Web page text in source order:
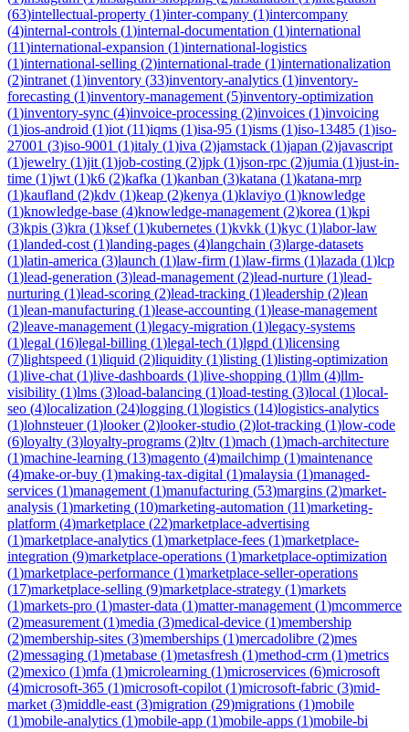
(63)intellectual-property (1)inter-company (1)intercompany
(4)internal-controls (1)internal-documentation (1)international
(11)international-expansion (1)international-logistics
(1)international-selling (2)international-trade (1)internationalization
(2)intranet (1)inventory (33)inventory-analytics (1)inventory-
forecasting (1)inventory-management (5)inventory-optimization
(1)inventory-sync (4)invoice-processing (2)invoices (1)invoicing
(1)ios-android (1)iot (11)iqms (1)isa-95 (1)isms (1)iso-13485 (1)iso-
27001 (3)iso-9001 (1)italy (1)iva (2)jamstack (1)japan (2)javascript
(1)jewelry (1)jit (1)job-costing (2)jpk (1)json-rpc (2)jumia (1)just-in-
time (1)jwt (1)k6 (2)kafka (1)kanban (3)katana (1)katana-mrp
(1)kaufland (2)kdv (1)keap (2)kenya (1)klaviyo (1)knowledge
(1)knowledge-base (4)knowledge-management (2)korea (1)kpi
(3)kpis (3)kra (1)ksef(1)kubernetes (1)kvkk (1)kyc (1)labor-law
(1)landed-cost (1)landing-pages (4)langchain (3)large-datasets
(1)latin-america (3)launch (1)law-firm (1)law-firms (1)lazada (1)lcp
(1)lead-generation (3)lead-management (2)lead-nurture (1)lead-
nurturing (1)lead-scoring (2)lead-tracking (1)leadership (2)lean
(1)lean-manufacturing (1)lease-accounting (1)lease-management
(2)leave-management (1)legacy-migration (1)legacy-systems
(1)legal (16)legal-billing (1)legal-tech (1)lgpd (1)licensing
(7)lightspeed (1)liquid (2)liquidity (1)listing (1)listing-optimization
(1)live-chat (1)live-dashboards (1)live-shopping (1)llm (4)llm-
visibility (1)lms (3)load-balancing (1)load-testing (3)local (1)local-
seo (4)localization (24)logging (1)logistics (14)logistics-analytics
(1)lohnsteuer(1)looker(2)looker-studio (2)lot-tracking (1)low-code
(6)loyalty (3)loyalty-programs (2)ltv (1)mach (1)mach-architecture
(1)machine-learning (13)magento (4)mailchimp (1)maintenance
(4)make-or-buy (1)making-tax-digital (1)malaysia (1)managed-
services (1)management (1)manufacturing (53)margins (2)market-
analysis (1)marketing (10)marketing-automation (11)marketing-
platform (4)marketplace (22)marketplace-advertising
(1)marketplace-analytics (1)marketplace-fees (1)marketplace-
integration (9)marketplace-operations (1)marketplace-optimization
(1)marketplace-performance (1)marketplace-seller-operations
(17)marketplace-selling (9)marketplace-strategy (1)markets
(1)markets-pro (1)master-data (1)matter-management (1)mcommerce
(2)measurement (1)media (3)medical-device (1)membership
(2)membership-sites (3)memberships (1)mercadolibre (2)mes
(2)messaging (1)metabase (1)metasfresh (1)method-crm (1)metrics
(2)mexico (1)mfa (1)microlearning (1)microservices (6)microsoft
(4)microsoft-365 (1)microsoft-copilot (1)microsoft-fabric (3)mid-
market (3)middle-east (3)migration (29)migrations (1)mobile
(1)mobile-analytics (1)mobile-app (1)mobile-apps (1)mobile-bi